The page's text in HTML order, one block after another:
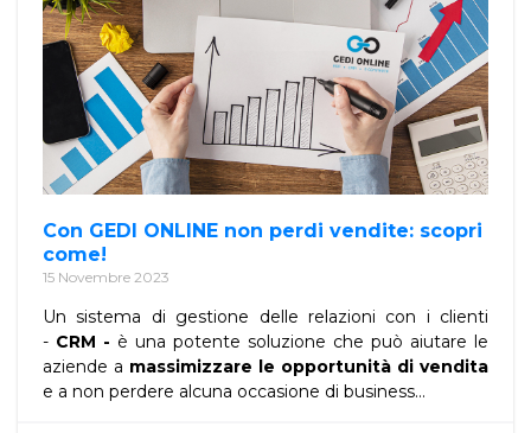
Con GEDI ONLINE non perdi vendite: scopri
come!
15 Novembre 2023
Un sistema di gestione delle relazioni con i clienti
- CRM - è una potente soluzione che può aiutare le
aziende a massimizzare le opportunità di vendita
e a non perdere alcuna occasione di business...